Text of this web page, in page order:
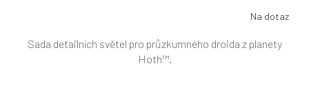
Na dotaz
Sada detailních světel pro průzkumného droida z planety
Hoth™.